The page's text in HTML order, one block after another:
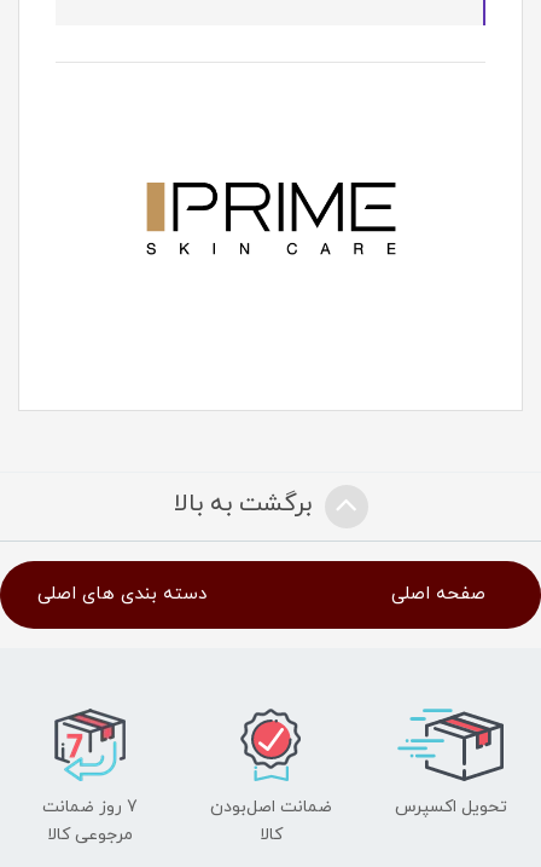
برگشت به بالا
صفحه اصلی دسته بندی های اصلی
تحویل اکسپرس
ضمانت اصل‌بودن
کالا
7 روز ضمانت
مرجوعی کالا